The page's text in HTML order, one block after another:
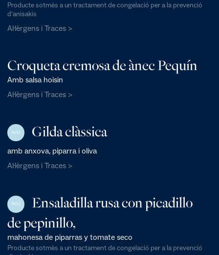
Producte sotmès a un tractament de congelació per a la prevenció
d'anisakis
Al·lèrgens i Traces >
Croqueta cremosa de ànec Pequín
Amb salsa hoisin
Al·lèrgens i Traces >
NOU Gilda clàssica
amb anxova, piparra i oliva
Al·lèrgens i Traces >
NOU
Ensaladilla rusa con picadillo
de pepinillo,
mahonesa de piparras y tomate seco
Producte sotmès a un tractament de congelació per a la prevenció